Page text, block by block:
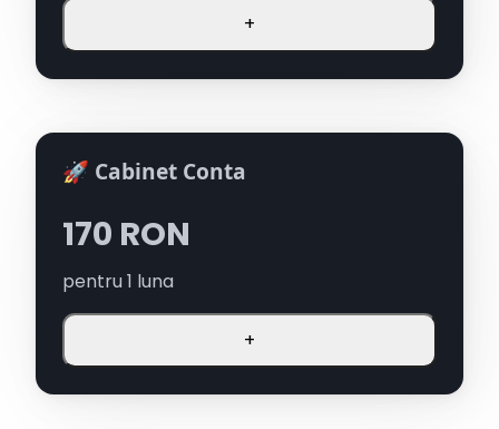
+
🚀 Cabinet Conta
170 RON
pentru1 luna
+